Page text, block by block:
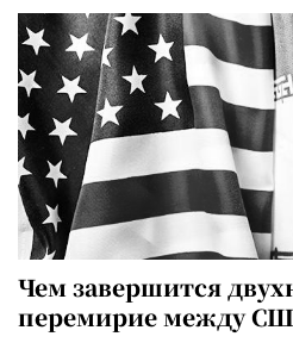
Чем завершится
перемирие между